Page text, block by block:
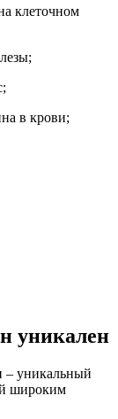
клеточном
в крови;
уникален
– уникальный
широким